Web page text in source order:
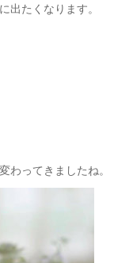
出たくなります。
わってきましたね。